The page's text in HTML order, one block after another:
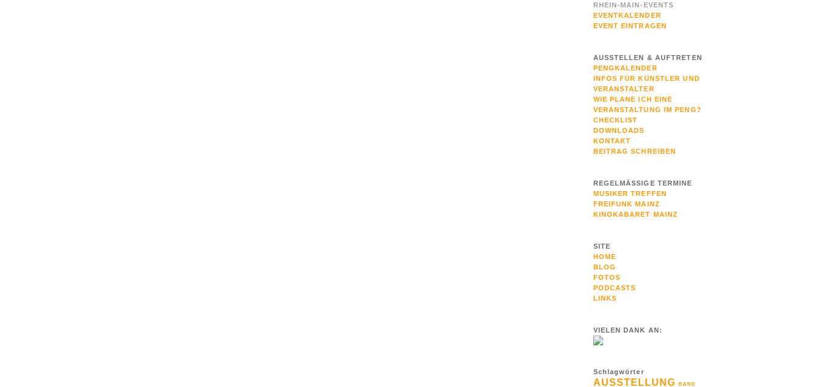
RHEIN-MAIN-EVENTS
EVENTKALENDER
EVENT EINTRAGEN
AUSSTELLEN & AUFTRETEN
PENGKALENDER
INFOS FÜR KÜNSTLER UND
VERANSTALTER
WIE PLANE ICH EINE
VERANSTALTUNG IM PENG?
CHECKLIST
DOWNLOADS
KONTAKT
BEITRAG SCHREIBEN
REGELMÄSSIGE TERMINE
MUSIKER TREFFEN
FREIFUNK MAINZ
KINOKABARET MAINZ
SITE
HOME
BLOG
FOTOS
PODCASTS
LINKS
VIELEN DANK AN:
Schlagwörter
AUSSTELLUNG BAND